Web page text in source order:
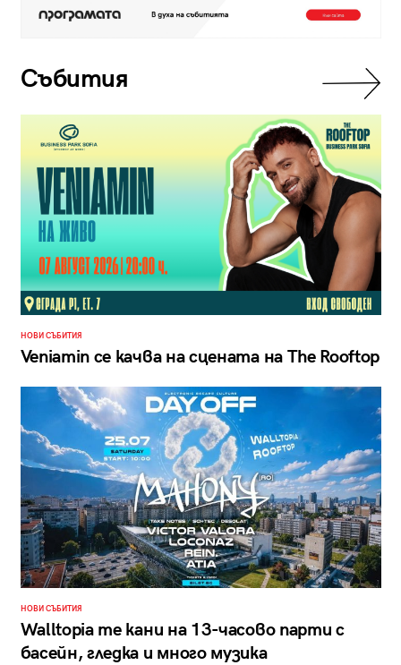
Събития
НОВИ СЪБИТИЯ
Veniamin се качва на сцената на The Rooftop
НОВИ СЪБИТИЯ
Walltopia те кани на 13-часово парти с
басейн, гледка и много музика